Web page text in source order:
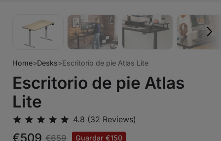
Home>Desks>Escritorio de pie Atlas Lite
Escritorio de pie Atlas
Lite
€509 €659 Guardar €150